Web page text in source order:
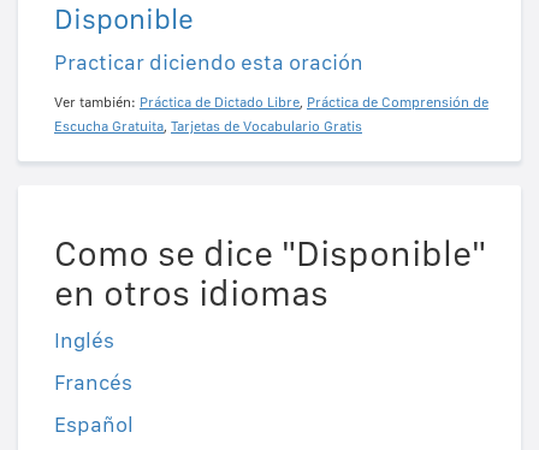
Disponible
Practicar diciendo esta oración
Ver también: Práctica de Dictado Libre, Práctica de Comprensión de
Escucha Gratuita, Tarjetas de Vocabulario Gratis
Como se dice "Disponible"
en otros idiomas
Inglés
Francés
Español